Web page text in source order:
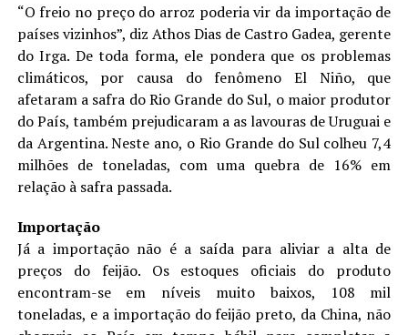
“O freio no preço do arroz poderia vir da importação de
países vizinhos”, diz Athos Dias de Castro Gadea, gerente
do Irga. De toda forma, ele pondera que os problemas
climáticos, por causa do fenômeno El Niño, que
afetaram a safra do Rio Grande do Sul, o maior produtor
do País, também prejudicaram a as lavouras de Uruguai e
da Argentina. Neste ano, o Rio Grande do Sul colheu 7,4
milhões de toneladas, com uma quebra de 16% em
relação à safra passada.
Importação
Já a importação não é a saída para aliviar a alta de
preços do feijão. Os estoques oficiais do produto
encontram-se em níveis muito baixos, 108 mil
toneladas, e a importação do feijão preto, da China, não